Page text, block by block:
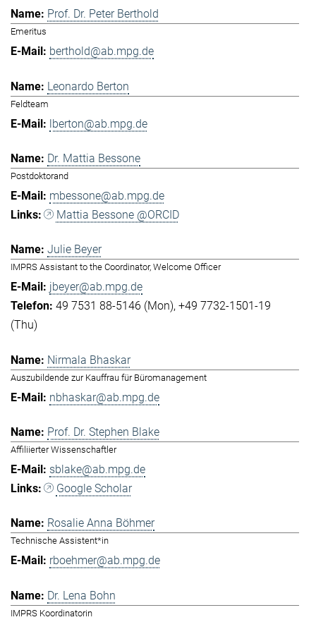
Prof. Dr. Peter Berthold
Emeritus
berthold@ab.mpg.de
Leonardo Berton
Feldteam
lberton@ab.mpg.de
Dr. Mattia Bessone
Postdoktorand
mbessone@ab.mpg.de
Mattia Bessone @ORCID
Julie Beyer
IMPRS Assistant to the Coordinator, Welcome Officer
jbeyer@ab.mpg.de
49 7531 88-5146 (Mon) +49 7732-1501-19
(Thu)
Nirmala Bhaskar
Auszubildende zur Kauffrau für Büromanagement
nbhaskar@ab.mpg.de
Prof. Dr. Stephen Blake
Affiliierter Wissenschaftler
sblake@ab.mpg.de
Google Scholar
Rosalie Anna Böhmer
Technische Assistent*in
rboehmer@ab.mpg.de
Dr. Lena Bohn
IMPRS Koordinatorin